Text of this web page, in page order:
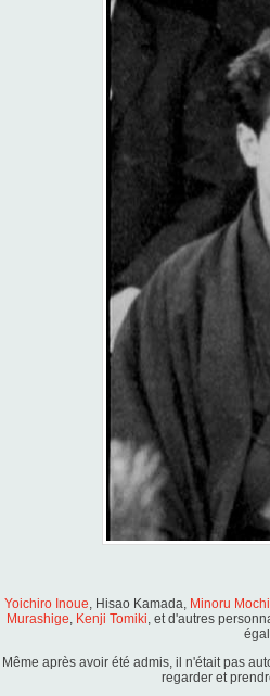
Yoichiro Inoue , Hisao Kamada, Minoru
Murashige Kenji Tomiki , et d'autres
Même après avoir été admis, il n'était pas
regarder et